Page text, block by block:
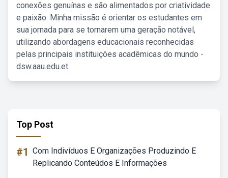
conexões genuínas e são alimentados por criatividade
e paixão. Minha missão é orientar os estudantes em
sua jornada para se tornarem uma geração notável,
utilizando abordagens educacionais reconhecidas
pelas principais instituições acadêmicas do mundo -
dsw.aau.edu.et.
Top Post
#1 Com Indivíduos E Organizações Produzindo E
Replicando Conteúdos E Informações